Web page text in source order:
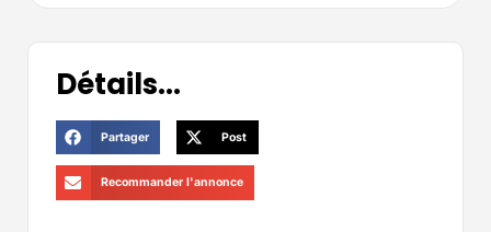
Détails...
Partager Post
Recommander l'annonce